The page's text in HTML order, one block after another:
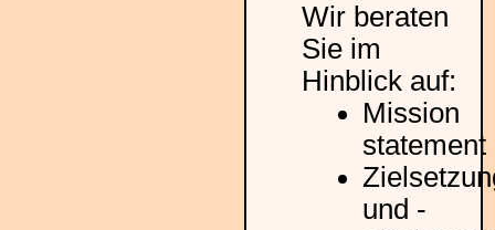
Wir beraten
Sie im
Hinblick auf:
Mission
statement
und -